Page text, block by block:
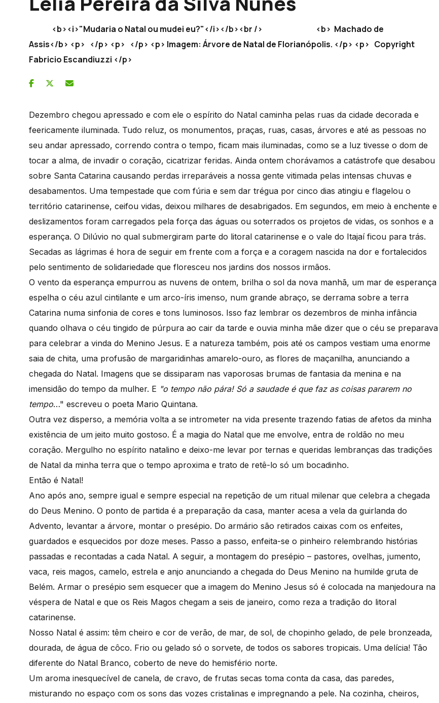
<b><i>"Mudaria o Natal ou mudei eu?"</i></b><br /> <b> Machado de
Assis</b> <p> </p> <p> </p> <p> Imagem: Árvore de Natal de Florianópolis. </p> <p> Copyright
Fabricio Escandiuzzi </p>
Dezembro chegou apressado e com ele o espírito do Natal caminha pelas ruas da cidade decorada e
feericamente iluminada. Tudo reluz, os monumentos, praças, ruas, casas, árvores e até as pessoas no
seu andar apressado, correndo contra o tempo, ficam mais iluminadas, como se a luz tivesse o dom de
tocar a alma, de invadir o coração, cicatrizar feridas. Ainda ontem chorávamos a catástrofe que desabou
sobre Santa Catarina causando perdas irreparáveis a nossa gente vitimada pelas intensas chuvas e
desabamentos. Uma tempestade que com fúria e sem dar trégua por cinco dias atingiu e flagelou o
território catarinense, ceifou vidas, deixou milhares de desabrigados. Em segundos, em meio à enchente e
deslizamentos foram carregados pela força das águas ou soterrados os projetos de vidas, os sonhos e a
esperança. O Dilúvio no qual submergiram parte do litoral catarinense e o vale do Itajaí ficou para trás.
Secadas as lágrimas é hora de seguir em frente com a força e a coragem nascida na dor e fortalecidos
pelo sentimento de solidariedade que floresceu nos jardins dos nossos irmãos.
O vento da esperança empurrou as nuvens de ontem, brilha o sol da nova manhã, um mar de esperança
espelha o céu azul cintilante e um arco-íris imenso, num grande abraço, se derrama sobre a terra
Catarina numa sinfonia de cores e tons luminosos. Isso faz lembrar os dezembros de minha infância
quando olhava o céu tingido de púrpura ao cair da tarde e ouvia minha mãe dizer que o céu se preparava
para celebrar a vinda do Menino Jesus. E a natureza também, pois até os campos vestiam uma enorme
saia de chita, uma profusão de margaridinhas amarelo-ouro, as flores de maçanilha, anunciando a
chegada do Natal. Imagens que se dissiparam nas vaporosas brumas de fantasia da menina e na
imensidão do tempo da mulher. E "o tempo não pára! Só a saudade é que faz as coisas pararem no
tempo…" escreveu o poeta Mario Quintana.
Outra vez disperso, a memória volta a se intrometer na vida presente trazendo fatias de afetos da minha
existência de um jeito muito gostoso. É a magia do Natal que me envolve, entra de roldão no meu
coração. Mergulho no espírito natalino e deixo-me levar por ternas e queridas lembranças das tradições
de Natal da minha terra que o tempo aproxima e trato de retê-lo só um bocadinho.
Então é Natal!
Ano após ano, sempre igual e sempre especial na repetição de um ritual milenar que celebra a chegada
do Deus Menino. O ponto de partida é a preparação da casa, manter acesa a vela da guirlanda do
Advento, levantar a árvore, montar o presépio. Do armário são retirados caixas com os enfeites,
guardados e esquecidos por doze meses. Passo a passo, enfeita-se o pinheiro relembrando histórias
passadas e recontadas a cada Natal. A seguir, a montagem do presépio – pastores, ovelhas, jumento,
vaca, reis magos, camelo, estrela e anjo anunciando a chegada do Deus Menino na humilde gruta de
Belém. Armar o presépio sem esquecer que a imagem do Menino Jesus só é colocada na manjedoura na
véspera de Natal e que os Reis Magos chegam a seis de janeiro, como reza a tradição do litoral
catarinense.
Nosso Natal é assim: têm cheiro e cor de verão, de mar, de sol, de chopinho gelado, de pele bronzeada,
dourada, de água de côco. Frio ou gelado só o sorvete, de todos os sabores tropicais. Uma delícia! Tão
diferente do Natal Branco, coberto de neve do hemisfério norte.
Um aroma inesquecível de canela, de cravo, de frutas secas toma conta da casa, das paredes,
misturando no espaço com os sons das vozes cristalinas e impregnando a pele. Na cozinha, cheiros,